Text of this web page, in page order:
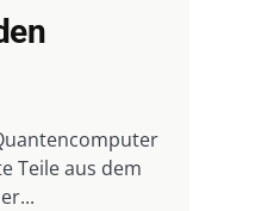
Teile aus dem